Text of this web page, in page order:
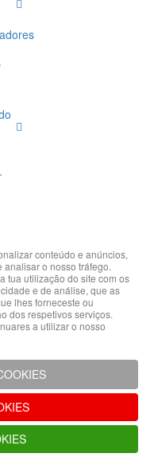
conteúdo e anúncios,
o nosso tráfego.
tua utilização do site com os
e de análise, que as
lhes forneceste ou
dos respetivos serviços.
a utilizar o nosso